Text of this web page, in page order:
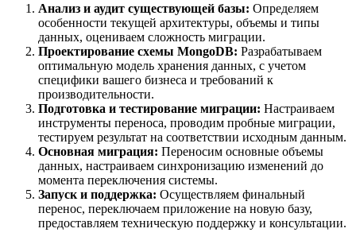
Анализ и аудит существующей базы: Определяем
особенности текущей архитектуры, объемы и типы
данных, оцениваем сложность миграции.
Проектирование схемы MongoDB: Разрабатываем
оптимальную модель хранения данных, с учетом
специфики вашего бизнеса и требований к
производительности.
Подготовка и тестирование миграции: Настраиваем
инструменты переноса, проводим пробные миграции,
тестируем результат на соответствии исходным данным.
Основная миграция: Переносим основные объемы
данных, настраиваем синхронизацию изменений до
момента переключения системы.
Запуск и поддержка: Осуществляем финальный
перенос, переключаем приложение на новую базу,
предоставляем техническую поддержку и консультации.